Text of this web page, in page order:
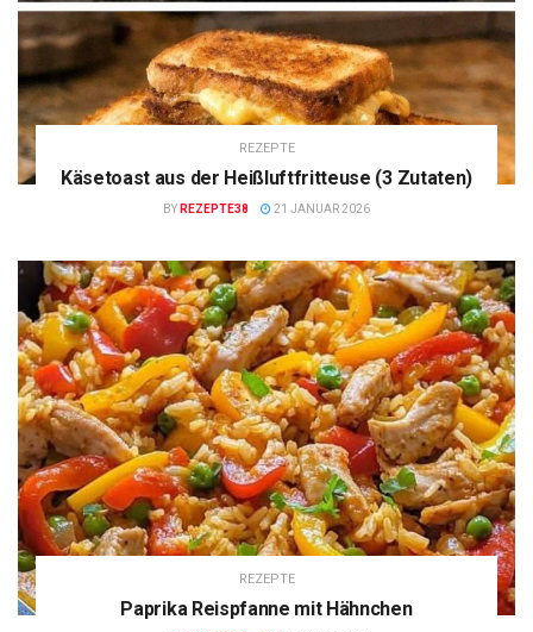
REZEPTE
Käsetoast aus der Heißluftfritteuse (3 Zutaten)
BY REZEPTE38 21 JANUAR 2026
REZEPTE
Paprika Reispfanne mit Hähnchen